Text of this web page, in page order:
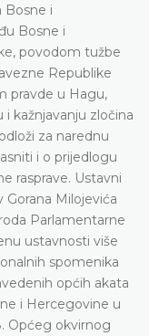
Bosne i
Bosne i
povodom tužbe
Republike
pravde u Hagu,
kažnjavanju zločina
za narednu
i o prijedlogu
rasprave. Ustavni
Milojevića
Parlamentarne
ustavnosti više
spomenika
općih akata
i Hercegovine u
Općeg okvirnog